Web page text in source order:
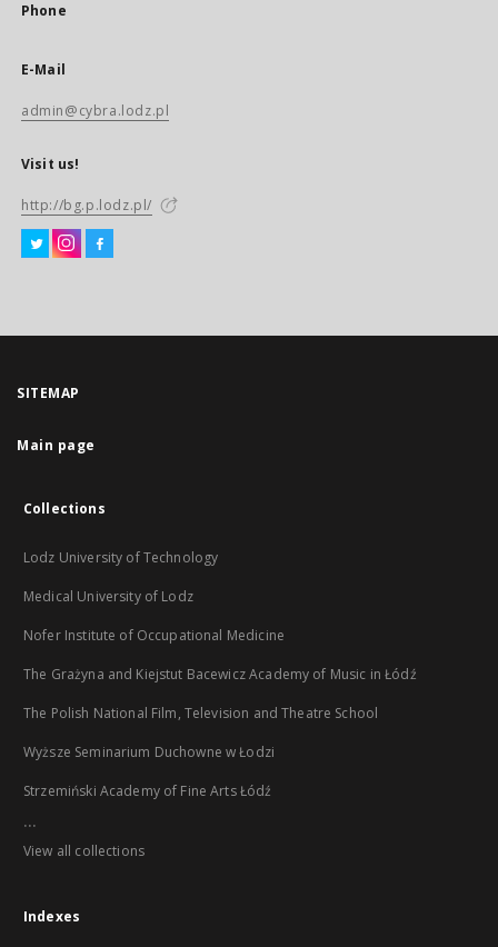
Phone
E-Mail
admin@cybra.lodz.pl
Visit us!
http://bg.p.lodz.pl/
SITEMAP
Main page
Collections
Lodz University of Technology
Medical University of Lodz
Nofer Institute of Occupational Medicine
The Grażyna and Kiejstut Bacewicz Academy of Music in Łódź
The Polish National Film, Television and Theatre School
Wyższe Seminarium Duchowne w Łodzi
Strzemiński Academy of Fine Arts Łódź
...
View all collections
Indexes